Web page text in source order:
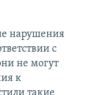
нарушения
с
не могут
к